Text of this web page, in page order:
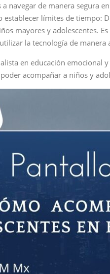
navegar de manera segura
límites de tiempo:
mayores y adolescentes.
la tecnología de
en educación
acompañar a niños y